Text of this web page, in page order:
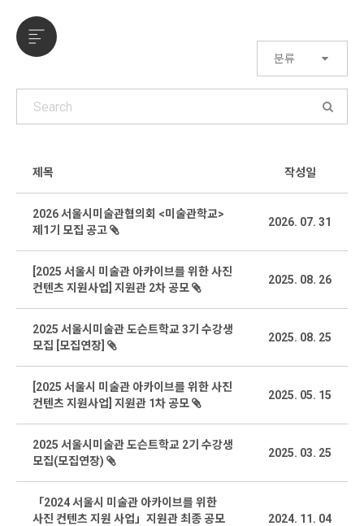
분류
제목 작성일
2026 서울시미술관협의회 <미술관학교>
제1기 모집 공고
2026. 07. 31
[2025 서울시 미술관 아카이브를 위한 사진
컨텐츠 지원사업] 지원관 2차 공모
2025. 08. 26
2025 서울시미술관 도슨트학교 3기 수강생
모집 [모집연장]
2025. 08. 25
[2025 서울시 미술관 아카이브를 위한 사진
컨텐츠 지원사업] 지원관 1차 공모
2025. 05. 15
2025 서울시미술관 도슨트학교 2기 수강생
모집(모집연장)
2025. 03. 25
「2024 서울시 미술관 아카이브를 위한
사진 컨텐츠 지원 사업」지원관 최종 공모
2024. 11. 04